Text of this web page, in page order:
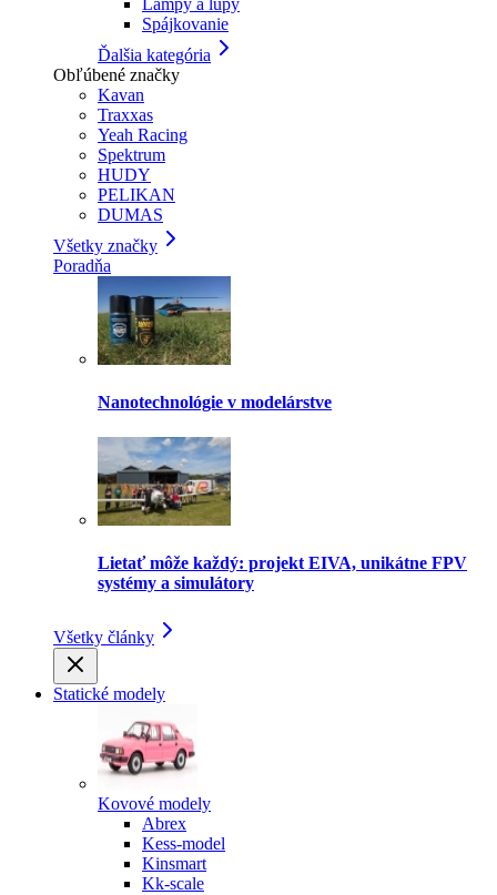
Lampy a lupy
Spájkovanie
Ďalšia kategória
Obľúbené značky
Kavan
Traxxas
Yeah Racing
Spektrum
HUDY
PELIKAN
DUMAS
Všetky značky
Poradňa
Nanotechnológie v modelárstve
Lietať môže každý: projekt EIVA, unikátne FPV
systémy a simulátory
Všetky články
Statické modely
Kovové modely
Abrex
Kess-model
Kinsmart
Kk-scale